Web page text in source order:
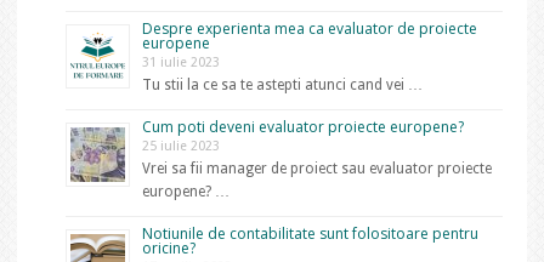
Despre experienta mea ca evaluator de proiecte
europene
31 iulie 2023
Tu stii la ce sa te astepti atunci cand vei …
Cum poti deveni evaluator proiecte europene?
25 iulie 2023
Vrei sa fii manager de proiect sau evaluator proiecte
europene? …
Notiunile de contabilitate sunt folositoare pentru
oricine?